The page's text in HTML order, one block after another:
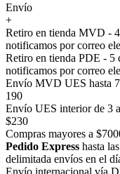
Envío
+
Retiro en tienda MVD -
notificamos por correo
Retiro en tienda PDE - 5
notificamos por correo
Envío MVD UES hasta
190
Envío UES interior de 3
$230
Compras mayores a
Pedido Express hasta
delimitada envíos en el
Envío internacional vía